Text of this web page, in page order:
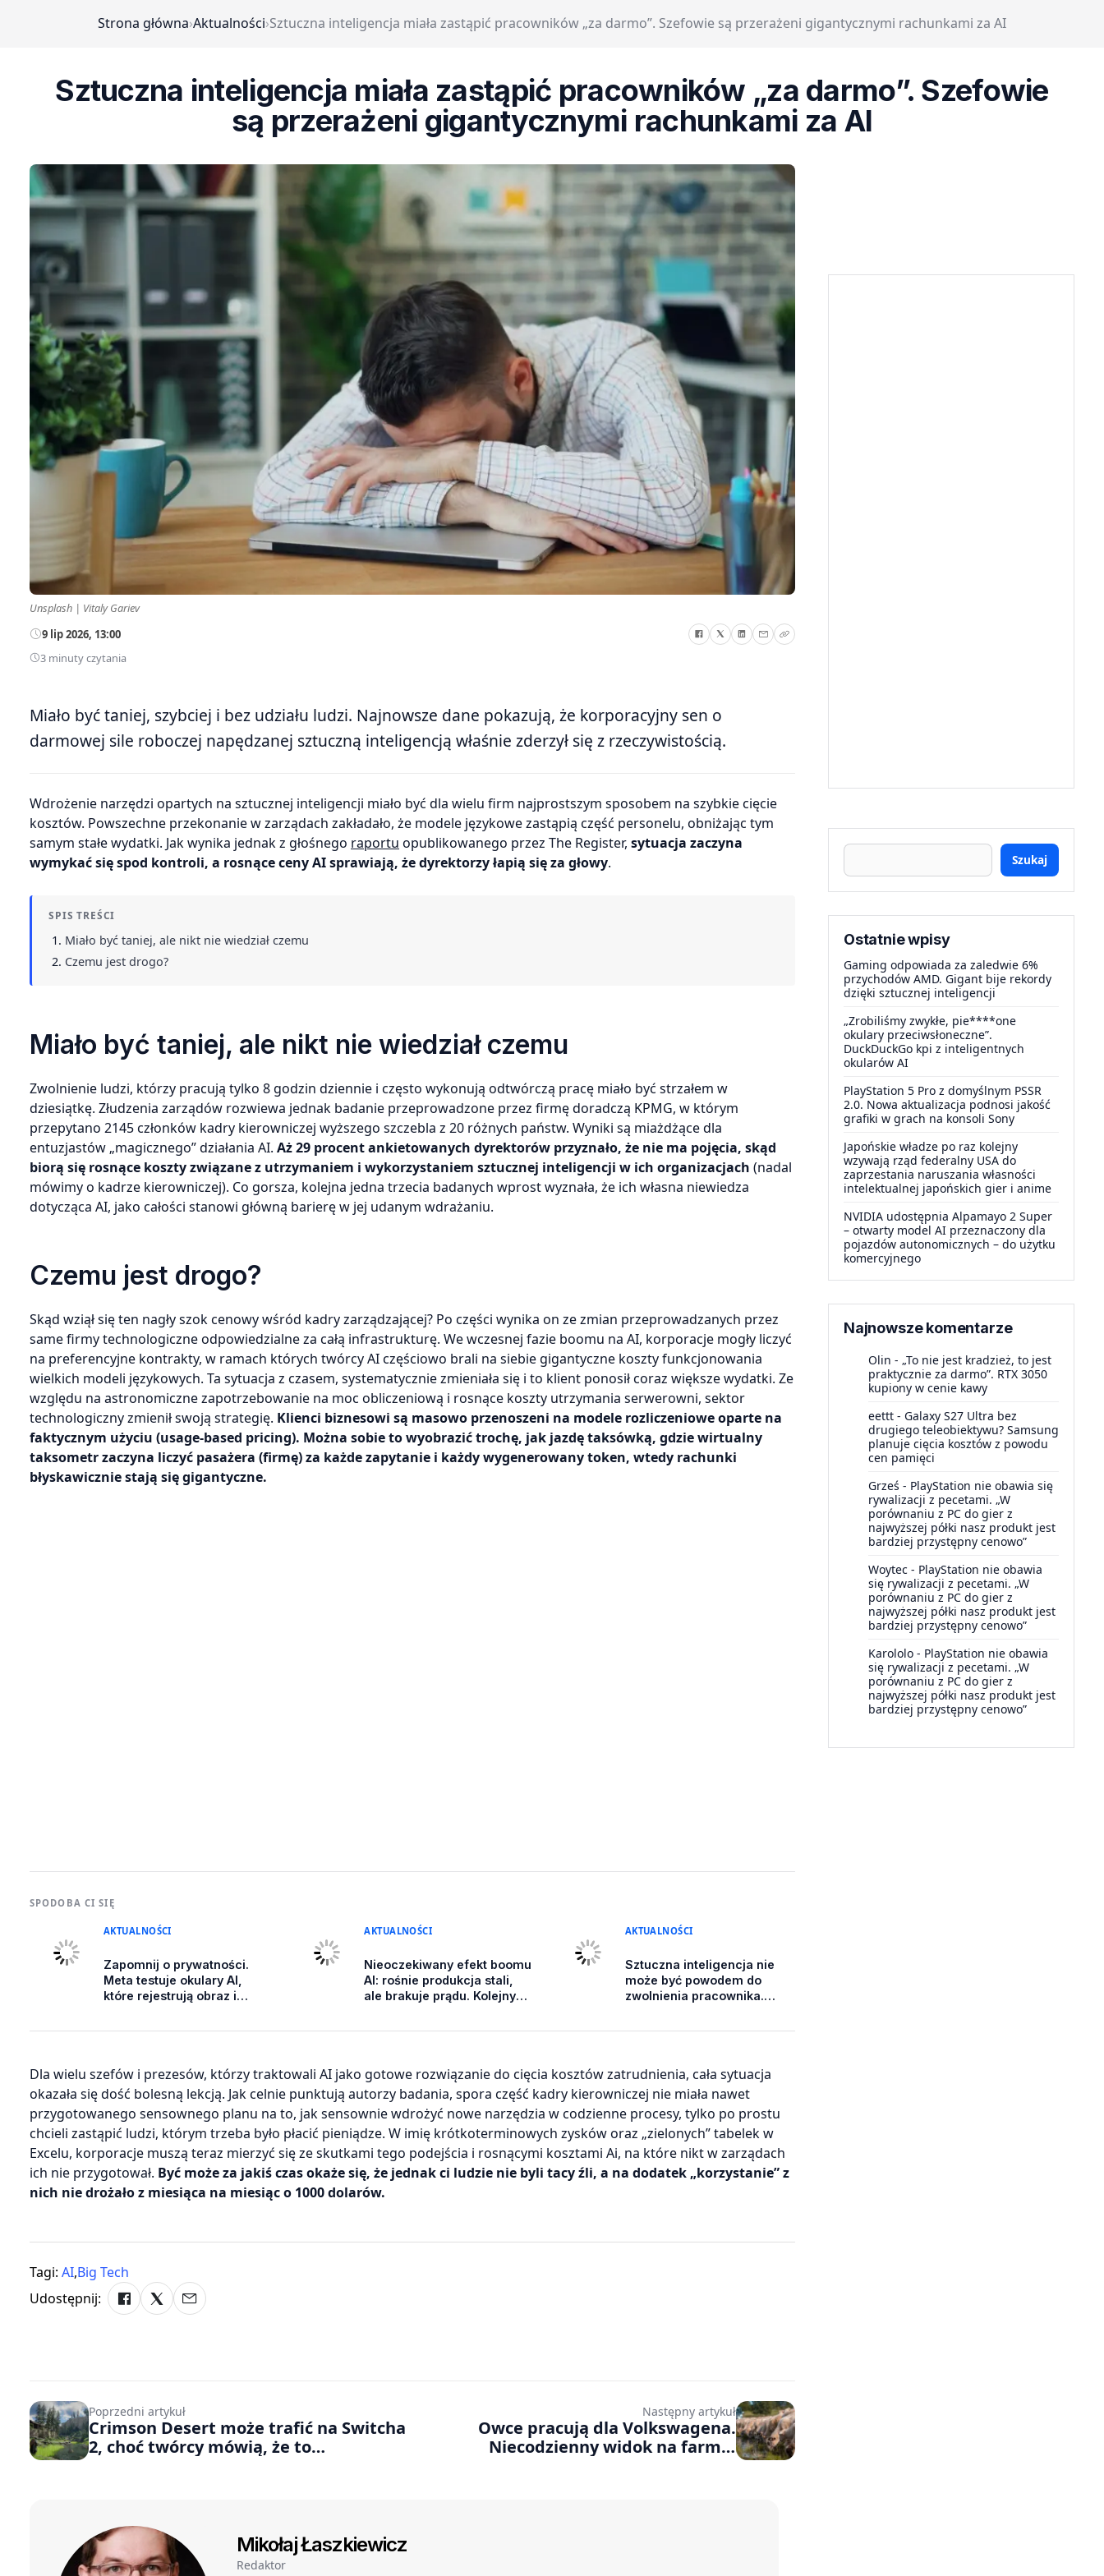
Strona główna›Aktualności›Sztuczna inteligencja miała zastąpić pracowników „za darmo”. Szefowie są przerażeni gigantycznymi rachunkami za AI
Sztuczna inteligencja miała zastąpić pracowników „za darmo”. Szefowie
są przerażeni gigantycznymi rachunkami za AI
Unsplash | Vitaly Gariev
9 lip 2026, 13:00
3 minuty czytania
Miało być taniej, szybciej i bez udziału ludzi. Najnowsze dane pokazują, że korporacyjny sen o
darmowej sile roboczej napędzanej sztuczną inteligencją właśnie zderzył się z rzeczywistością.
Wdrożenie narzędzi opartych na sztucznej inteligencji miało być dla wielu firm najprostszym sposobem na szybkie cięcie
kosztów. Powszechne przekonanie w zarządach zakładało, że modele językowe zastąpią część personelu, obniżając tym
samym stałe wydatki. Jak wynika jednak z głośnego raportu opublikowanego przez The Register, sytuacja zaczyna
wymykać się spod kontroli, a rosnące ceny AI sprawiają, że dyrektorzy łapią się za głowy.
SPIS TREŚCI
Miało być taniej, ale nikt nie wiedział czemu
Czemu jest drogo?
Miało być taniej, ale nikt nie wiedział czemu
Zwolnienie ludzi, którzy pracują tylko 8 godzin dziennie i często wykonują odtwórczą pracę miało być strzałem w
dziesiątkę. Złudzenia zarządów rozwiewa jednak badanie przeprowadzone przez firmę doradczą KPMG, w którym
przepytano 2145 członków kadry kierowniczej wyższego szczebla z 20 różnych państw. Wyniki są miażdżące dla
entuzjastów „magicznego” działania AI. Aż 29 procent ankietowanych dyrektorów przyznało, że nie ma pojęcia, skąd
biorą się rosnące koszty związane z utrzymaniem i wykorzystaniem sztucznej inteligencji w ich organizacjach (nadal
mówimy o kadrze kierowniczej). Co gorsza, kolejna jedna trzecia badanych wprost wyznała, że ich własna niewiedza
dotycząca AI, jako całości stanowi główną barierę w jej udanym wdrażaniu.
Czemu jest drogo?
Skąd wziął się ten nagły szok cenowy wśród kadry zarządzającej? Po części wynika on ze zmian przeprowadzanych przez
same firmy technologiczne odpowiedzialne za całą infrastrukturę. We wczesnej fazie boomu na AI, korporacje mogły liczyć
na preferencyjne kontrakty, w ramach których twórcy AI częściowo brali na siebie gigantyczne koszty funkcjonowania
wielkich modeli językowych. Ta sytuacja z czasem, systematycznie zmieniała się i to klient ponosił coraz większe wydatki. Ze
względu na astronomiczne zapotrzebowanie na moc obliczeniową i rosnące koszty utrzymania serwerowni, sektor
technologiczny zmienił swoją strategię. Klienci biznesowi są masowo przenoszeni na modele rozliczeniowe oparte na
faktycznym użyciu (usage-based pricing). Można sobie to wyobrazić trochę, jak jazdę taksówką, gdzie wirtualny
taksometr zaczyna liczyć pasażera (firmę) za każde zapytanie i każdy wygenerowany token, wtedy rachunki
błyskawicznie stają się gigantyczne.
SPODOBA CI SIĘ
AKTUALNOŚCI
Zapomnij o prywatności.
Meta testuje okulary AI,
które rejestrują obraz i
AKTUALNOŚCI
Nieoczekiwany efekt boomu
AI: rośnie produkcja stali,
ale brakuje prądu. Kolejny
AKTUALNOŚCI
Sztuczna inteligencja nie
może być powodem do
zwolnienia pracownika.
Dla wielu szefów i prezesów, którzy traktowali AI jako gotowe rozwiązanie do cięcia kosztów zatrudnienia, cała sytuacja
okazała się dość bolesną lekcją. Jak celnie punktują autorzy badania, spora część kadry kierowniczej nie miała nawet
przygotowanego sensownego planu na to, jak sensownie wdrożyć nowe narzędzia w codzienne procesy, tylko po prostu
chcieli zastąpić ludzi, którym trzeba było płacić pieniądze. W imię krótkoterminowych zysków oraz „zielonych” tabelek w
Excelu, korporacje muszą teraz mierzyć się ze skutkami tego podejścia i rosnącymi kosztami Ai, na które nikt w zarządach
ich nie przygotował. Być może za jakiś czas okaże się, że jednak ci ludzie nie byli tacy źli, a na dodatek „korzystanie” z
nich nie drożało z miesiąca na miesiąc o 1000 dolarów.
Tagi: AI,Big Tech
Udostępnij:
Szukaj
Ostatnie wpisy
Gaming odpowiada za zaledwie 6%
przychodów AMD. Gigant bije rekordy
dzięki sztucznej inteligencji
„Zrobiliśmy zwykłe, pie****one
okulary przeciwsłoneczne”.
DuckDuckGo kpi z inteligentnych
okularów AI
PlayStation 5 Pro z domyślnym PSSR
2.0. Nowa aktualizacja podnosi jakość
grafiki w grach na konsoli Sony
Japońskie władze po raz kolejny
wzywają rząd federalny USA do
zaprzestania naruszania własności
intelektualnej japońskich gier i anime
NVIDIA udostępnia Alpamayo 2 Super
– otwarty model AI przeznaczony dla
pojazdów autonomicznych – do użytku
komercyjnego
Najnowsze komentarze
Olin - „To nie jest kradzież, to jest
praktycznie za darmo”. RTX 3050
kupiony w cenie kawy
eettt - Galaxy S27 Ultra bez
drugiego teleobiektywu? Samsung
planuje cięcia kosztów z powodu
cen pamięci
Grześ - PlayStation nie obawia się
rywalizacji z pecetami. „W
porównaniu z PC do gier z
najwyższej półki nasz produkt jest
bardziej przystępny cenowo”
Woytec - PlayStation nie obawia
się rywalizacji z pecetami. „W
porównaniu z PC do gier z
najwyższej półki nasz produkt jest
bardziej przystępny cenowo”
Karololo - PlayStation nie obawia
się rywalizacji z pecetami. „W
porównaniu z PC do gier z
najwyższej półki nasz produkt jest
bardziej przystępny cenowo”
Poprzedni artykuł
Crimson Desert może trafić na Switcha
2, choć twórcy mówią, że to
Następny artykuł
Owce pracują dla Volkswagena.
Niecodzienny widok na farmie
Mikołaj Łaszkiewicz
Redaktor